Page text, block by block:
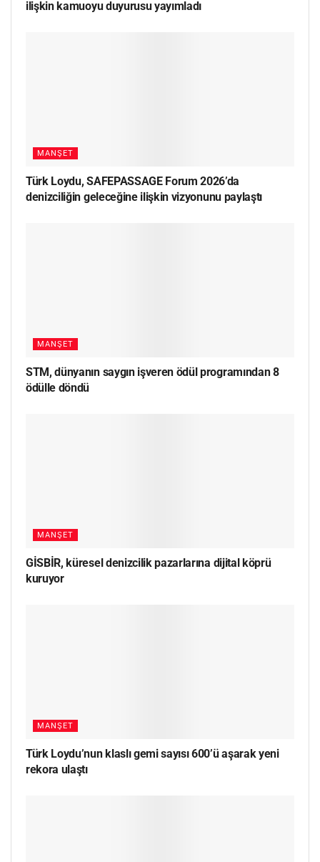
ilişkin kamuoyu duyurusu yayımladı
MANŞET
Türk Loydu, SAFEPASSAGE Forum 2026’da
denizciliğin geleceğine ilişkin vizyonunu paylaştı
MANŞET
STM, dünyanın saygın işveren ödül programından 8
ödülle döndü
MANŞET
GİSBİR, küresel denizcilik pazarlarına dijital köprü
kuruyor
MANŞET
Türk Loydu’nun klaslı gemi sayısı 600’ü aşarak yeni
rekora ulaştı